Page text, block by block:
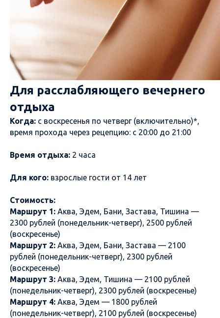
Для расслабляющего вечернего
отдыха
Когда: с воскресенья по четверг (включительно)*,
время прохода через рецепцию: с 20:00 до 21:00
Время отдыха: 2 часа
Для кого: взрослые гости от 14 лет
Стоимость:
Маршрут 1: Аква, Эдем, Бани, Застава, Тишина —
2300 рублей (понедельник-четверг), 2500 рублей
(воскресенье)
Маршрут 2: Аква, Эдем, Бани, Застава — 2100
рублей (понедельник-четверг), 2300 рублей
(воскресенье)
Маршрут 3: Аква, Эдем, Тишина — 2100 рублей
(понедельник-четверг), 2300 рублей (воскресенье)
Маршрут 4: Аква, Эдем — 1800 рублей
(понедельник-четверг), 2100 рублей (воскресенье)